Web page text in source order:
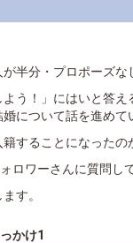
半分・プロポーズ
う！」にはいと答
について話を進めて
することになったの
ロワーさんに質問し
す。
かけ1